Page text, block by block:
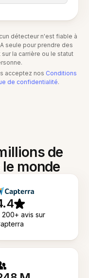
détecteur n'est fiable à
seule pour prendre des
la carrière ou le statut
acceptez nos Conditions
de confidentialité.
de
monde
200+ avis sur